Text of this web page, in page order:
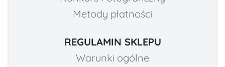
Metody płatności
REGULAMIN SKLEPU
Warunki ogólne